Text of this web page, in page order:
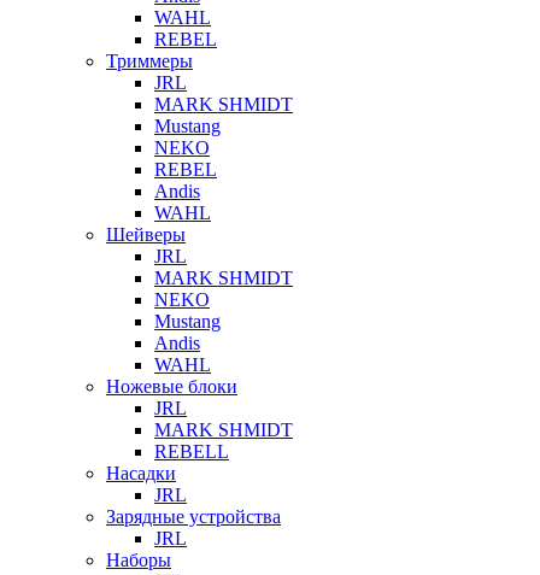
WAHL
REBEL
Триммеры
JRL
MARK SHMIDT
Mustang
NEKO
REBEL
Andis
WAHL
Шейверы
JRL
MARK SHMIDT
NEKO
Mustang
Andis
WAHL
Ножевые блоки
JRL
MARK SHMIDT
REBELL
Насадки
JRL
Зарядные устройства
JRL
Наборы